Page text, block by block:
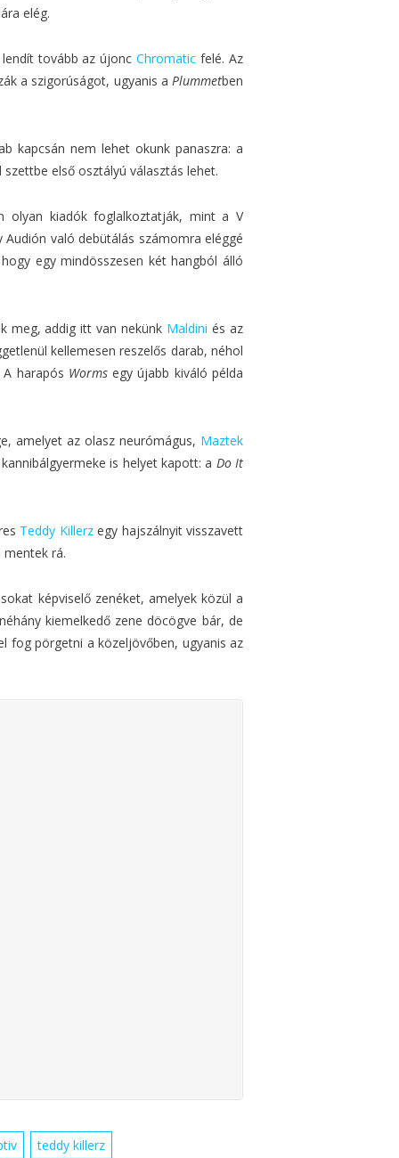
elég.
lendít tovább az újoncChromatic felé. Az
a szigorúságot, ugyanis a Plummetben
kapcsán nem lehet okunk panaszra: a
első osztályú választás lehet.
olyan kiadók foglalkoztatják, mint a V
való debütálás számomra eléggé
egy mindösszesen két hangból álló
meg, addig itt van nekünk Maldini és az
kellemesen reszelős darab, néhol
harapós Wormsegy újabb kiváló példa
amelyet az olasz neurómágus, Maztek
is helyet kapott: a Do It
Teddy Killerzegy hajszálnyit visszavett
rá.
képviselő zenéket, amelyek közül a
kiemelkedő zene döcögve bár, de
fog pörgetni a közeljövőben, ugyanis az
teddy killerz